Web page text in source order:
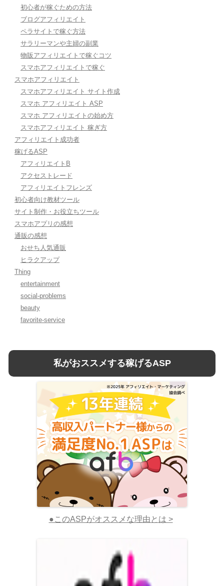
初心者が稼ぐための方法
ブログアフィリエイト
ペラサイトで稼ぐ方法
サラリーマンや主婦の副業
物販アフィリエイトで稼ぐコツ
スマホアフィリエイトで稼ぐ
スマホアフィリエイト
スマホアフィリエイト サイト作成
スマホ アフィリエイト ASP
スマホ アフィリエイトの始め方
スマホアフィリエイト 稼ぎ方
アフィリエイト成功者
稼げるASP
アフィリエイトB
アクセストレード
アフィリエイトフレンズ
初心者向け教材ツール
サイト制作・お役立ちツール
スマホアプリの感想
通販の感想
おせち人気通販
ヒラクアップ
Thing
entertainment
social-problems
beauty
favorite-service
私がおススメする稼げるASP
●このASPがオススメな理由とは >